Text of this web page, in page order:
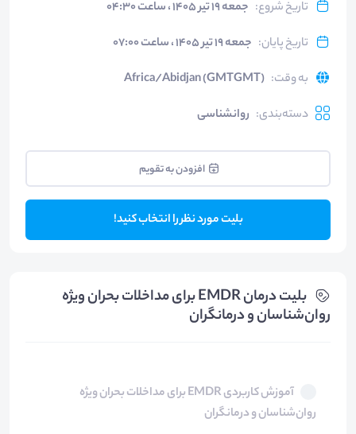
تاریخ شروع: جمعه ۱۹ تیر ۱۴۰۵ ، ساعت ۰۴:۳۰
تاریخ پایان: جمعه ۱۹ تیر ۱۴۰۵ ، ساعت ۰۷:۰۰
به وقت:
Africa/Abidjan (GMTGMT)
دسته‌بندی: روانشناسی
افزودن به تقویم
بلیت مورد نظر را انتخاب کنید!
بلیت‌ درمان EMDR برای مداخلات بحران ویژه
روان‌شناسان و درمانگران
آموزش کاربردی EMDR برای مداخلات بحران ویژه
روان‌شناسان و درمانگران